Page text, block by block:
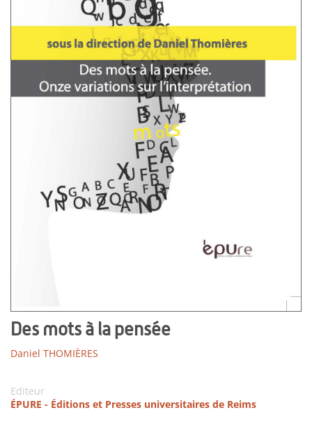
Des mots à la pensée
Daniel THOMIÈRES
Editeur
ÉPURE - Éditions et Presses universitaires de Reims